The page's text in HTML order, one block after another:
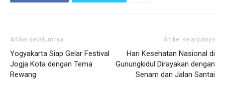
Artikel sebelumnya
Yogyakarta Siap Gelar Festival
Jogja Kota dengan Tema
Rewang
Artikel selanjutnya
Hari Kesehatan Nasional di
Gunungkidul Dirayakan dengan
Senam dan Jalan Santai